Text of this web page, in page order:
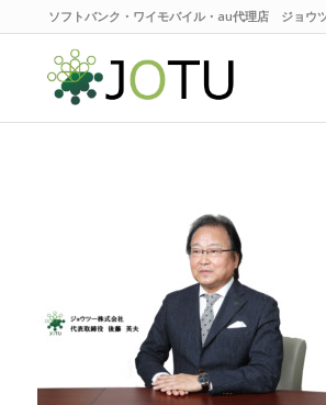
ソフトバンク・ワイモバイル・au代理店 ジョウ